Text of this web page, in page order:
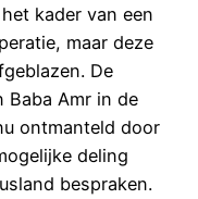
kader van een
maar deze
De
Baba Amr in de
ontmanteld door
deling
bespraken.